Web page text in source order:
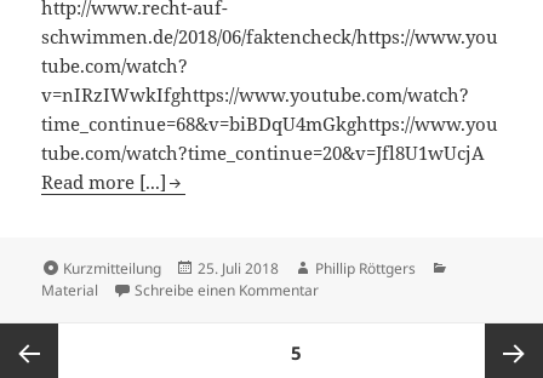
http://www.recht-auf-
schwimmen.de/2018/06/faktencheck/https://www.you
tube.com/watch?
v=nIRzIWwkIfghttps://www.youtube.com/watch?
time_continue=68&v=biBDqU4mGkghttps://www.you
tube.com/watch?time_continue=20&v=Jfl8U1wUcjA
Read more [...]
Kurzmitteilung 25. Juli 2018
Phillip Röttgers
Material
Schreibe einen Kommentar
SEITE5